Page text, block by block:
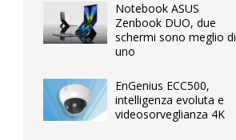
Notebook ASUS
Zenbook DUO, due
schermi sono meglio di
uno
EnGenius ECC500,
intelligenza evoluta e
videosorveglianza 4K